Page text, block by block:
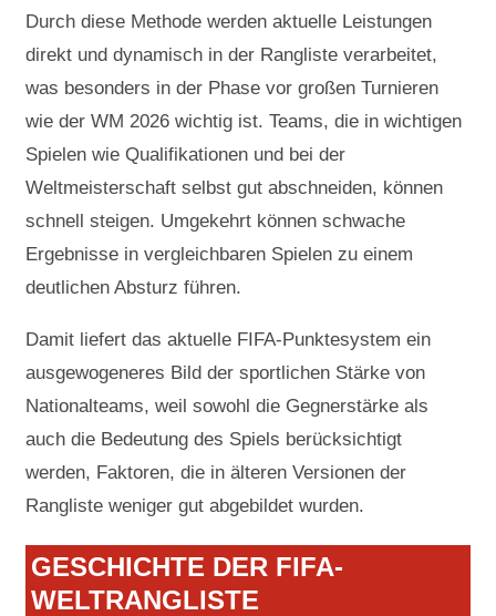
Durch diese Methode werden aktuelle Leistungen
direkt und dynamisch in der Rangliste verarbeitet,
was besonders in der Phase vor großen Turnieren
wie der WM 2026 wichtig ist. Teams, die in wichtigen
Spielen wie Qualifikationen und bei der
Weltmeisterschaft selbst gut abschneiden, können
schnell steigen. Umgekehrt können schwache
Ergebnisse in vergleichbaren Spielen zu einem
deutlichen Absturz führen.
Damit liefert das aktuelle FIFA-Punktesystem ein
ausgewogeneres Bild der sportlichen Stärke von
Nationalteams, weil sowohl die Gegnerstärke als
auch die Bedeutung des Spiels berücksichtigt
werden, Faktoren, die in älteren Versionen der
Rangliste weniger gut abgebildet wurden.
GESCHICHTE DER FIFA-
WELTRANGLISTE